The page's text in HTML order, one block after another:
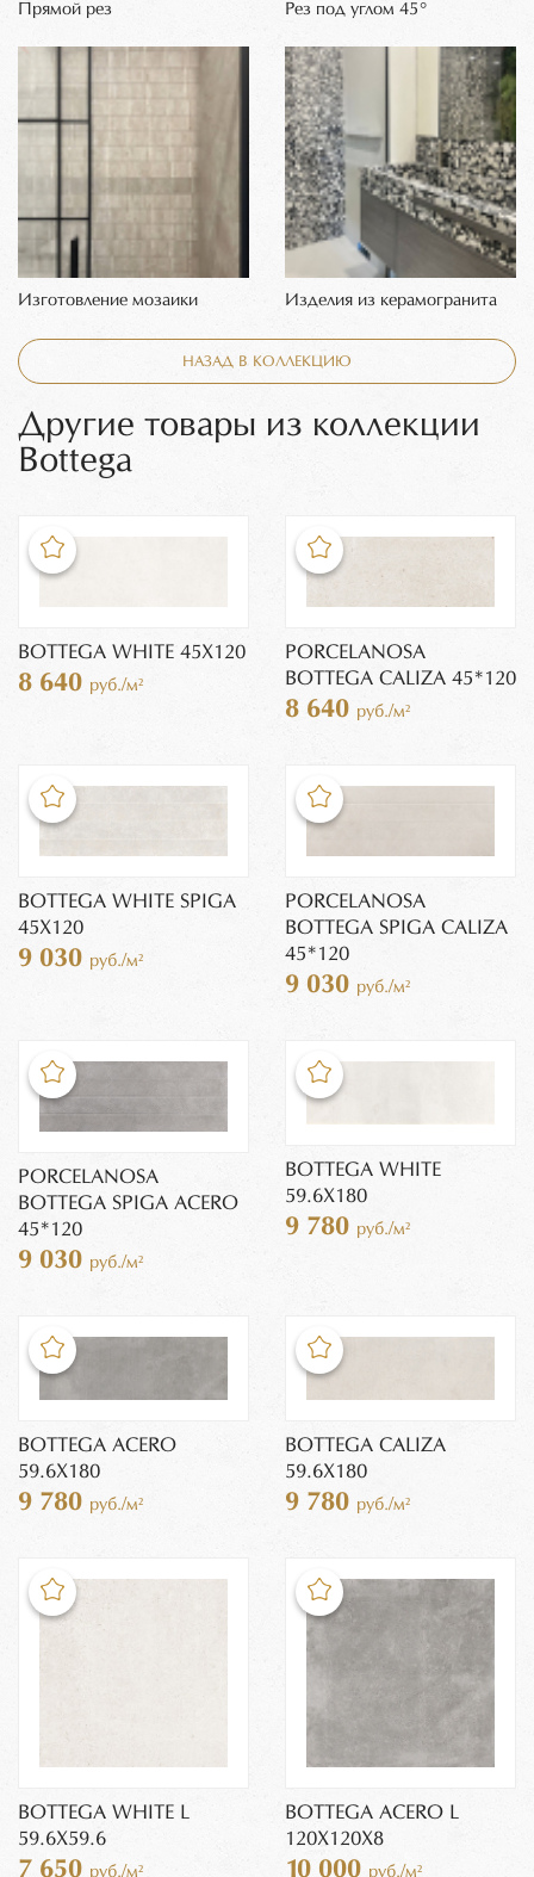
Прямой рез Рез под углом 45°
Изготовление мозаики Изделия из керамогранита
НАЗАД В КОЛЛЕКЦИЮ
Другие товары из коллекции
Bottega
BOTTEGA WHITE 45Х120
8 640 руб./м²
PORCELANOSA
BOTTEGA CALIZA 45*120
8 640 руб./м²
BOTTEGA WHITE SPIGA
45Х120
9 030 руб./м²
PORCELANOSA
BOTTEGA SPIGA CALIZA
45*120
9 030 руб./м²
PORCELANOSA
BOTTEGA SPIGA ACERO
45*120
9 030 руб./м²
BOTTEGA WHITE
59.6Х180
9 780 руб./м²
BOTTEGA ACERO
59.6Х180
9 780 руб./м²
BOTTEGA CALIZA
59.6Х180
9 780 руб./м²
BOTTEGA WHITE L
59.6Х59.6
7 650 руб./м²
BOTTEGA ACERO L
120Х120X8
10 000 руб./м²